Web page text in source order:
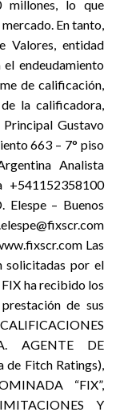
millones, lo que
En tanto,
Valores, entidad
endeudamiento
de calificación,
la calificadora,
Gustavo
663 – 7° piso
Analista
+541152358100
Elespe – Buenos
Las
solicitadas por el
ha recibido los
de sus
AGENTE DE
de Fitch Ratings),
“FIX”,
Y